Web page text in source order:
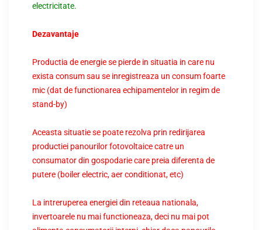
electricitate.
Dezavantaje
Productia de energie se pierde in situatia in care nu
exista consum sau se inregistreaza un consum foarte
mic (dat de functionarea echipamentelor in regim de
stand-by)
Aceasta situatie se poate rezolva prin redirijarea
productiei panourilor fotovoltaice catre un
consumator din gospodarie care preia diferenta de
putere (boiler electric, aer conditionat, etc)
La intreruperea energiei din reteaua nationala,
invertoarele nu mai functioneaza, deci nu mai pot